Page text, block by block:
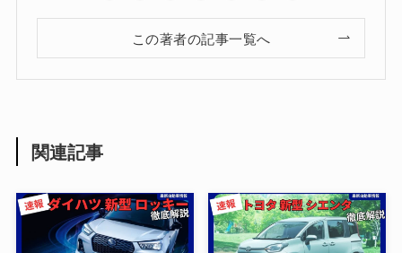
この著者の記事一覧へ
関連記事